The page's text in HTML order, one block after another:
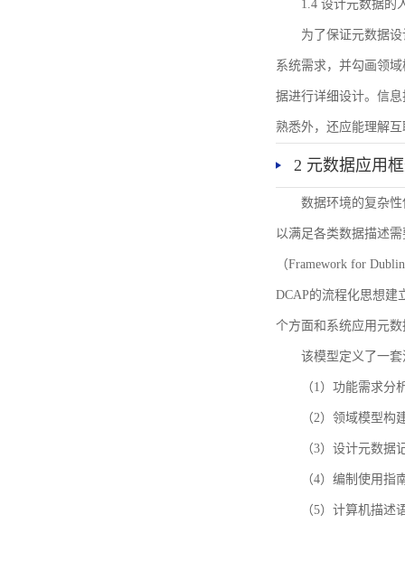
1.4 设计元数据的
为了保证元数据
系统需求，并勾画领
据进行详细设计。信
熟悉外，还应能理解
2 元数据应用
数据环境的复杂
以满足各类数据描述
（Framework for
DCAP的流程化思想建
个方面和系统应用元
该模型定义了一
（1）功能需求
（2）领域模型
（3）设计元数据
（4）编制使用指
（5）计算机描述